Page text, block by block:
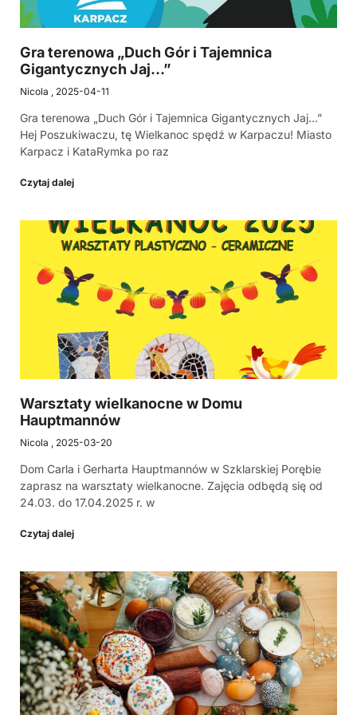
Gra terenowa „Duch Gór i Tajemnica
Gigantycznych Jaj…”
Nicola 2025-04-11
Gra terenowa „Duch Gór i Tajemnica Gigantycznych Jaj…”
Hej Poszukiwaczu, tę Wielkanoc spędź w Karpaczu! Miasto
Karpacz i KataRymka po raz
Czytaj dalej
Warsztaty wielkanocne w Domu
Hauptmannów
Nicola 2025-03-20
Dom Carla i Gerharta Hauptmannów w Szklarskiej Porębie
zaprasz na warsztaty wielkanocne. Zajęcia odbędą się od
24.03. do 17.04.2025 r. w
Czytaj dalej